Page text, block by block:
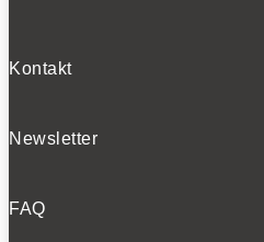
Kontakt
Newsletter
FAQ